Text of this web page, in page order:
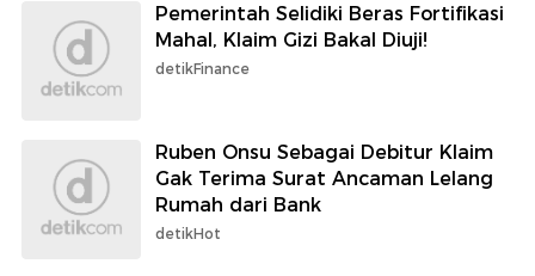
Pemerintah Selidiki Beras Fortifikasi
Mahal, Klaim Gizi Bakal Diuji!
detikFinance
Ruben Onsu Sebagai Debitur Klaim
Gak Terima Surat Ancaman Lelang
Rumah dari Bank
detikHot